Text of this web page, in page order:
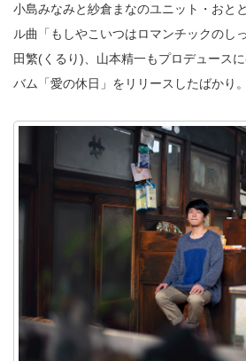
小島みなみと紗倉まなのユニット・おと
ル曲「もしやこいつはロマンチックのし
田繁(くるり)、山本精一もプロデュース
バム「愛の休日」をリリースしたばかり。